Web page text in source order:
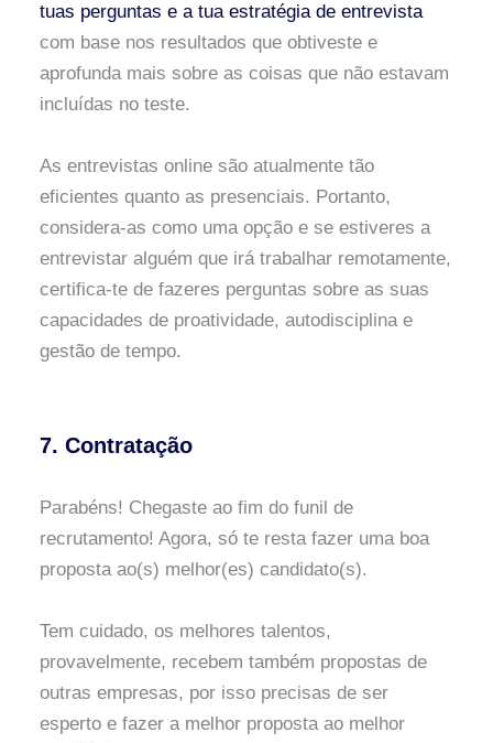
tuas perguntas e a tua estratégia de entrevista
com base nos resultados que obtiveste e
aprofunda mais sobre as coisas que não estavam
incluídas no teste.
As entrevistas online são atualmente tão
eficientes quanto as presenciais. Portanto,
considera-as como uma opção e se estiveres a
entrevistar alguém que irá trabalhar remotamente,
certifica-te de fazeres perguntas sobre as suas
capacidades de proatividade, autodisciplina e
gestão de tempo.
7. Contratação
Parabéns! Chegaste ao fim do funil de
recrutamento! Agora, só te resta fazer uma boa
proposta ao(s) melhor(es) candidato(s).
Tem cuidado, os melhores talentos,
provavelmente, recebem também propostas de
outras empresas, por isso precisas de ser
esperto e fazer a melhor proposta ao melhor